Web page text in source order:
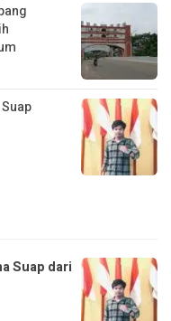
Suap dari